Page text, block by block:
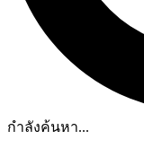
กำลังค้นหา...